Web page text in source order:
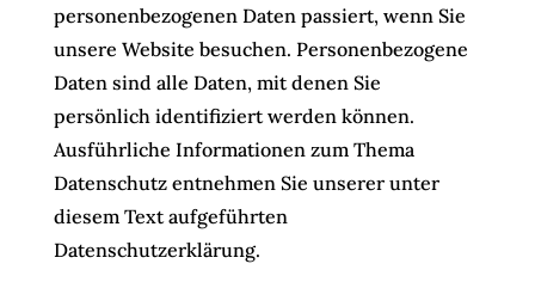
personenbezogenen Daten passiert, wenn Sie
unsere Website besuchen. Personenbezogene
Daten sind alle Daten, mit denen Sie
persönlich identifiziert werden können.
Ausführliche Informationen zum Thema
Datenschutz entnehmen Sie unserer unter
diesem Text aufgeführten
Datenschutzerklärung.